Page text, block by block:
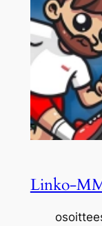
Linko-